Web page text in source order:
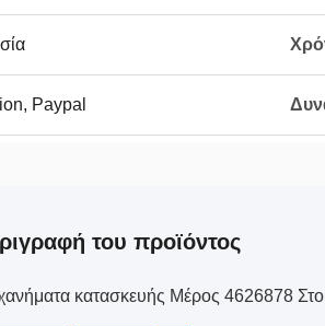
Paypal
του προϊόντος
κατασκευής Μέρος 4626878